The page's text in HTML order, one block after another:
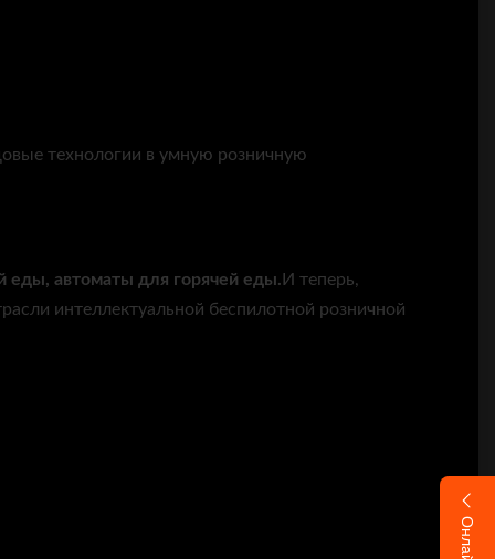
технологии в умную розничную
еды, автоматы для горячей еды. И теперь,
интеллектуальной беспилотной розничной